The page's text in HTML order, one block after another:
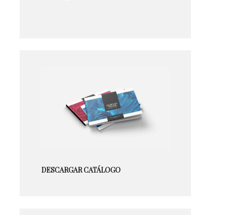
DESCARGAR CATÁLOGO